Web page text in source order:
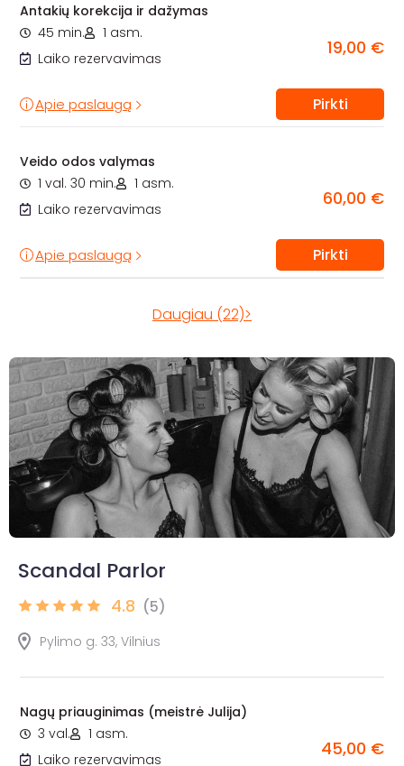
Antakių korekcija ir dažymas
45 min.
1 asm.
Laiko rezervavimas
19,00 €
Apie paslaugą Pirkti
Veido odos valymas
1 val. 30 min.
1 asm.
Laiko rezervavimas
60,00 €
Apie paslaugą Pirkti
Daugiau (22)>
Scandal Parlor
4.8 (5)
Pylimo g. 33, Vilnius
Nagų priauginimas (meistrė Julija)
3 val.
1 asm.
Laiko rezervavimas
45,00 €